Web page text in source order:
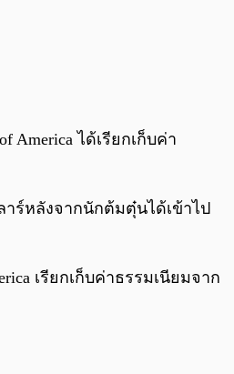
0:00 /0:00
ได้เรียกเก็บค่า
าร์หลังจากนักต้มตุ๋นได้เข้าไป
เรียกเก็บค่าธรรมเนียมจาก